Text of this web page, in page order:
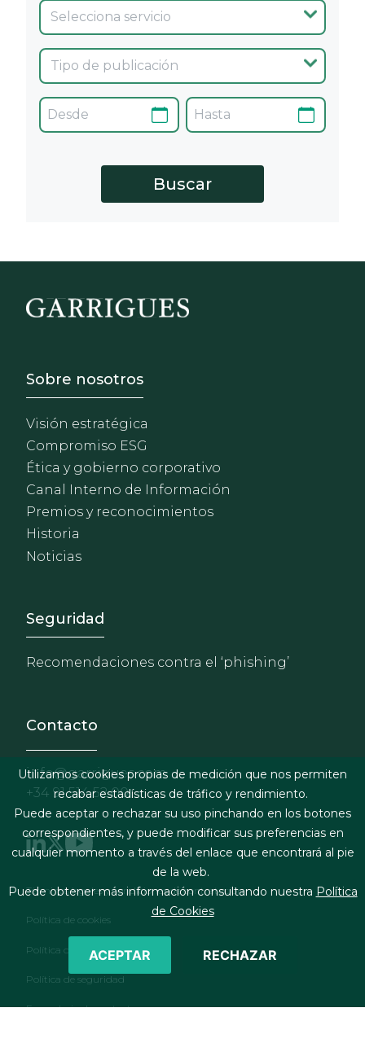
Footer - Sobre Nosotros
Sobre nosotros
Visión estratégica
Compromiso ESG
Ética y gobierno corporativo
Canal Interno de Información
Premios y reconocimientos
Historia
Noticias
Footer - Extranet y
Seguridad
Recomendaciones contra el ‘phishing’
Contacto
info@garrigues.com
+34 91 514 52 00
Footer menu
Términos legales y condiciones de contratación
Política de cookies
Política de privacidad
Política de seguridad
Formulario de contacto
Utilizamos cookies propias de medición que nos permiten
recabar estadísticas de tráfico y rendimiento.
Puede aceptar o rechazar su uso pinchando en los botones
correspondientes, y puede modificar sus preferencias en
cualquier momento a través del enlace que encontrará al pie
de la web.
Puede obtener más información consultando nuestra Política
de Cookies
ACEPTAR RECHAZAR